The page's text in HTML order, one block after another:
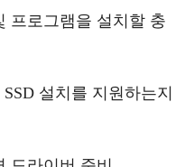
프로그램을 설치할 충
설치를 지원하는지